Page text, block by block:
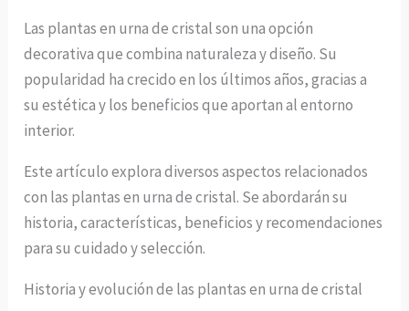
Las plantas en urna de cristal son una opción
decorativa que combina naturaleza y diseño. Su
popularidad ha crecido en los últimos años, gracias a
su estética y los beneficios que aportan al entorno
interior.
Este artículo explora diversos aspectos relacionados
con las plantas en urna de cristal. Se abordarán su
historia, características, beneficios y recomendaciones
para su cuidado y selección.
Historia y evolución de las plantas en urna de cristal